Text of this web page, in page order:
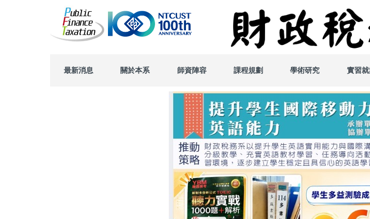
最新消息 關於本系 師資陣容 課程規劃 學術研究 實習